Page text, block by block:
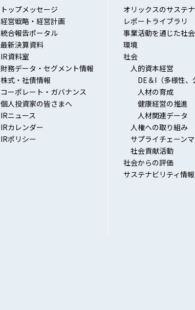
トップメッセージ
経営戦略・経営計画
統合報告ポータル
最新決算資料
IR資料室
財務データ・セグメント情報
株式・社債情報
コーポレート・ガバナンス
個人投資家の皆さまへ
IRニュース
IRカレンダー
IRポリシー
オリックスのサステ
レポートライブラリ
事業活動を通じた社
環境
社会
人的資本経営
DE＆I（多様性
人材の育成
健康経営の推進
人材関連データ
人権への取り組み
サプライチェーン
社会貢献活動
社会からの評価
サステナビリティ情